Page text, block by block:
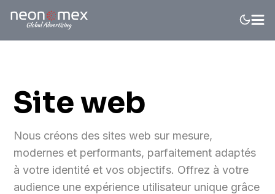
Site web
Nous créons des sites web sur mesure,
modernes et performants, parfaitement adaptés
à votre identité et vos objectifs. Offrez à votre
audience une expérience utilisateur unique grâce